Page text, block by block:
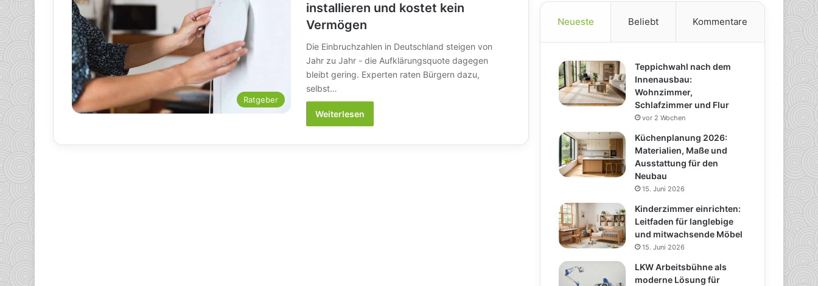
Ratgeber
installieren und kostet kein
Vermögen
Die Einbruchzahlen in Deutschland steigen von
Jahr zu Jahr - die Aufklärungsquote dagegen
bleibt gering. Experten raten Bürgern dazu,
selbst…
Weiterlesen
Neueste Beliebt Kommentare
Teppichwahl nach dem
Innenausbau:
Wohnzimmer,
Schlafzimmer und Flur
vor 2 Wochen
Küchenplanung 2026:
Materialien, Maße und
Ausstattung für den
Neubau
15. Juni 2026
Kinderzimmer einrichten:
Leitfaden für langlebige
und mitwachsende Möbel
15. Juni 2026
LKW Arbeitsbühne als
moderne Lösung für